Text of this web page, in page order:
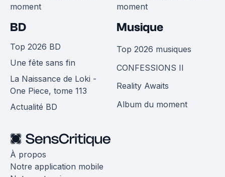
moment
moment
BD
Top 2026 BD
Une fête sans fin
La Naissance de Loki -
One Piece, tome 113
Actualité BD
Musique
Top 2026 musiques
CONFESSIONS II
Reality Awaits
Album du moment
À propos
Notre application mobile